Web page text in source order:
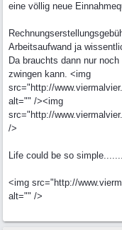
eine völlig neue
Arbeitsaufwand ja
Da brauchts dann nur
zwingen kann. <img
src="http://
alt="" /><img
src="http://
/>
Life could be so
<img src="http://
alt="" />